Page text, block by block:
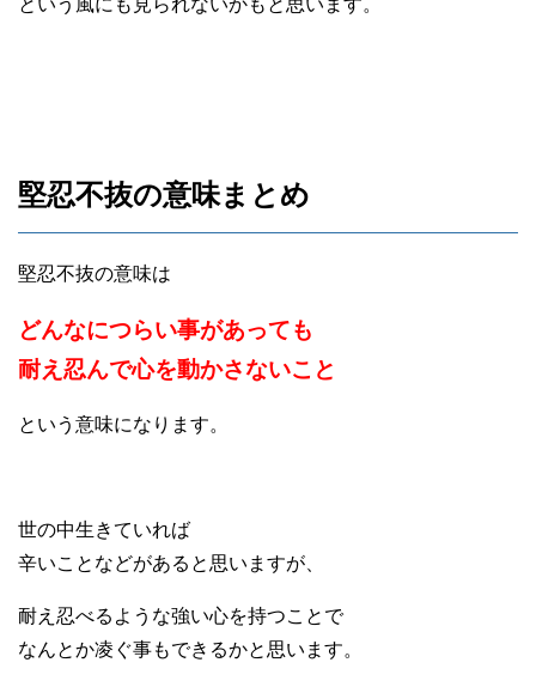
という風にも見られないかもと思います。
堅忍不抜の意味まとめ
堅忍不抜の意味は
どんなにつらい事があっても
耐え忍んで心を動かさないこと
という意味になります。
世の中生きていれば
辛いことなどがあると思いますが、
耐え忍べるような強い心を持つことで
なんとか凌ぐ事もできるかと思います。